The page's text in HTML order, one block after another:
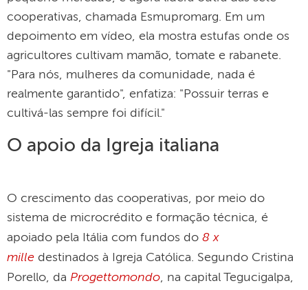
cooperativas, chamada Esmupromarg. Em um
depoimento em vídeo, ela mostra estufas onde os
agricultores cultivam mamão, tomate e rabanete.
"Para nós, mulheres da comunidade, nada é
realmente garantido", enfatiza: "Possuir terras e
cultivá-las sempre foi difícil."
O apoio da Igreja italiana
O crescimento das cooperativas, por meio do
sistema de microcrédito e formação técnica, é
apoiado pela Itália com fundos do 8 x
mille destinados à Igreja Católica. Segundo Cristina
Porello, da Progettomondo, na capital Tegucigalpa,